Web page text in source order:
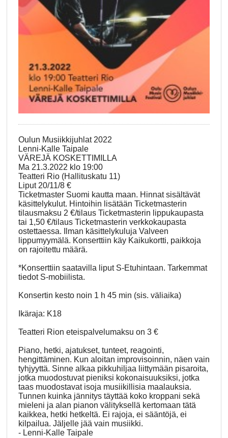
Oulun Musiikkijuhlat 2022
Lenni-Kalle Taipale
VÄREJÄ KOSKETTIMILLA
Ma 21.3.2022 klo 19:00
Teatteri Rio (Hallituskatu 11)
Liput 20/11/8 €
Ticketmaster Suomi kautta maan. Hinnat sisältävät
käsittelykulut. Hintoihin lisätään Ticketmasterin
tilausmaksu 2 €/tilaus Ticketmasterin lippukaupasta
tai 1,50 €/tilaus Ticketmasterin verkkokaupasta
ostettaessa. Ilman käsittelykuluja Valveen
lippumyymälä. Konserttiin käy Kaikukortti, paikkoja
on rajoitettu määrä.
*Konserttiin saatavilla liput S-Etuhintaan. Tarkemmat
tiedot S-mobiilista.
Konsertin kesto noin 1 h 45 min (sis. väliaika)
Ikäraja: K18
Teatteri Rion eteispalvelumaksu on 3 €
Piano, hetki, ajatukset, tunteet, reagointi,
hengittäminen. Kun aloitan improvisoinnin, näen vain
tyhjyyttä. Sinne alkaa pikkuhiljaa liittymään pisaroita,
jotka muodostuvat pieniksi kokonaisuuksiksi, jotka
taas muodostavat isoja musiikillisia maalauksia.
Tunnen kuinka jännitys täyttää koko kroppani sekä
mieleni ja alan pianon välityksellä kertomaan tätä
kaikkea, hetki hetkeltä. Ei rajoja, ei sääntöjä, ei
kilpailua. Jäljelle jää vain musiikki.
- Lenni-Kalle Taipale